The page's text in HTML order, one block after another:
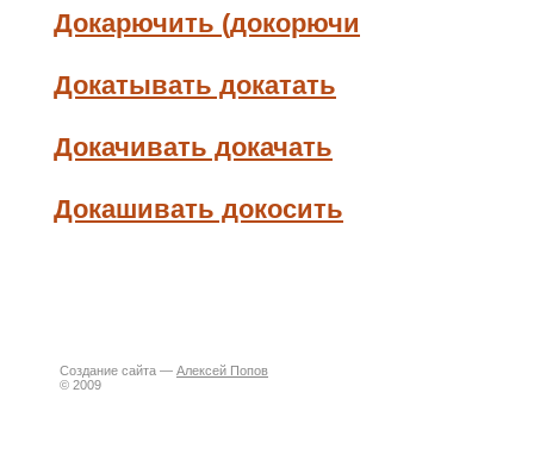
Докарючить (докорючи
Докатывать докатать
Докачивать докачать
Докашивать докосить
Создание сайта — Алексей Попов
© 2009